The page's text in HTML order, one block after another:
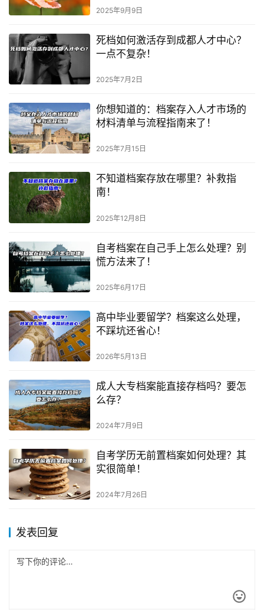
2025年9月9日
死档如何激活存到成都人才中心？
一点不复杂！
2025年7月2日
你想知道的：档案存入人才市场的
材料清单与流程指南来了！
2025年7月15日
不知道档案存放在哪里？补救指
南！
2025年12月8日
自考档案在自己手上怎么处理？别
慌方法来了！
2025年6月17日
高中毕业要留学？档案这么处理，
不踩坑还省心！
2026年5月13日
成人大专档案能直接存档吗？要怎
么存？
2024年7月9日
自考学历无前置档案如何处理？其
实很简单！
2024年7月26日
发表回复